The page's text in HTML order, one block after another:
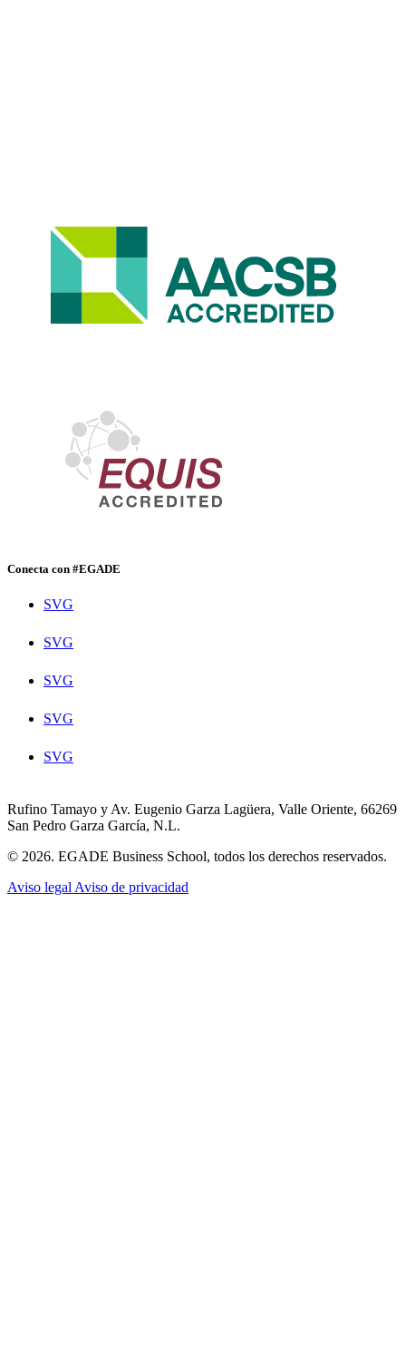
Conecta con #EGADE
SVG
SVG
SVG
SVG
SVG
Rufino Tamayo y Av. Eugenio Garza Lagüera, Valle Oriente, 66269
San Pedro Garza García, N.L.
© 2026. EGADE Business School, todos los derechos reservados.
Aviso legal Aviso de privacidad